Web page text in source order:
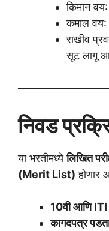
किमान वय:
कमाल वय:
राखीव
सूट लागू
निवड
या भरतीमध्येलिखित
(Merit List) होणार
10वी आणि ITI
कागदपत्र